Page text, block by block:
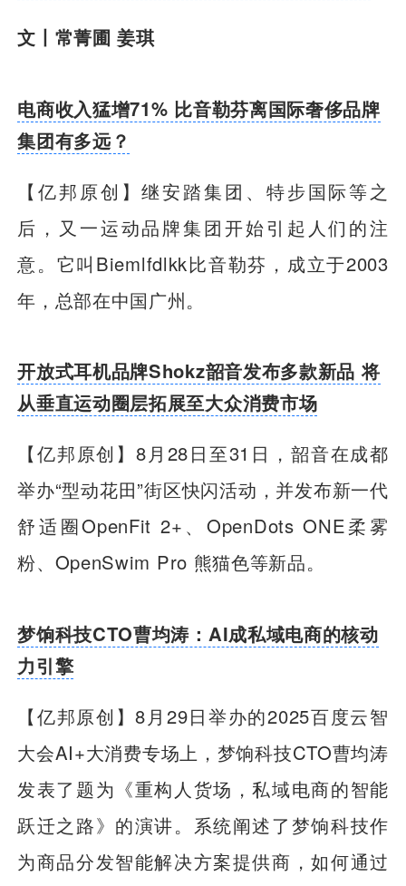
文丨常菁圃 姜琪
电商收入猛增71% 比音勒芬离国际奢侈品牌
集团有多远？
【亿邦原创】继安踏集团、特步国际等之
后，又一运动品牌集团开始引起人们的注
意。它叫Biemlfdlkk比音勒芬，成立于2003
年，总部在中国广州。
开放式耳机品牌Shokz韶音发布多款新品 将
从垂直运动圈层拓展至大众消费市场
【亿邦原创】8月28日至31日，韶音在成都
举办“型动花田”街区快闪活动，并发布新一代
舒适圈OpenFit 2+、OpenDots ONE柔雾
粉、OpenSwim Pro 熊猫色等新品。
梦饷科技CTO曹均涛：AI成私域电商的核动
力引擎
【亿邦原创】8月29日举办的2025百度云智
大会AI+大消费专场上，梦饷科技CTO曹均涛
发表了题为《重构人货场，私域电商的智能
跃迁之路》的演讲。系统阐述了梦饷科技作
为商品分发智能解决方案提供商，如何通过